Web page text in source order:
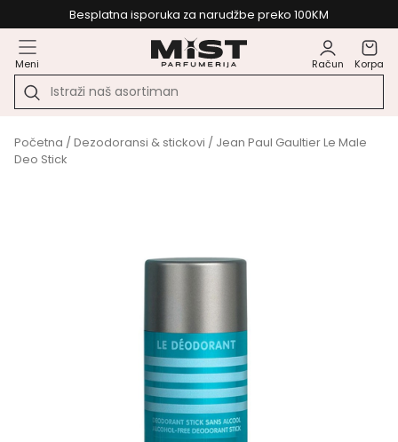
Besplatna isporuka za narudžbe preko 100KM
Meni Račun Korpa
Početna /Dezodoransi & stickovi / Jean Paul Gaultier Le Male
Deo Stick